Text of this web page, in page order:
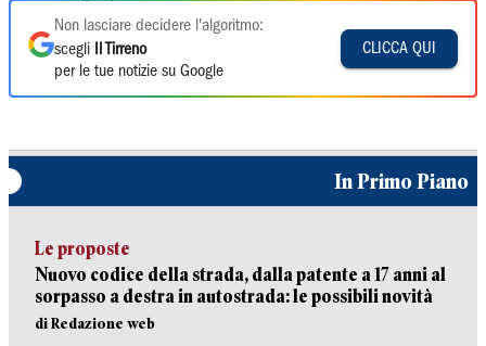
Non lasciare decidere l'algoritmo:
scegli
Il Tirreno
per le tue notizie su Google
CLICCA QUI
In Primo Piano
Le proposte
Nuovo codice della strada, dalla patente a 17 anni al
sorpasso a destra in autostrada: le possibili novità
di Redazione web